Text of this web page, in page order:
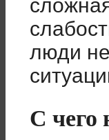
люди
С чего